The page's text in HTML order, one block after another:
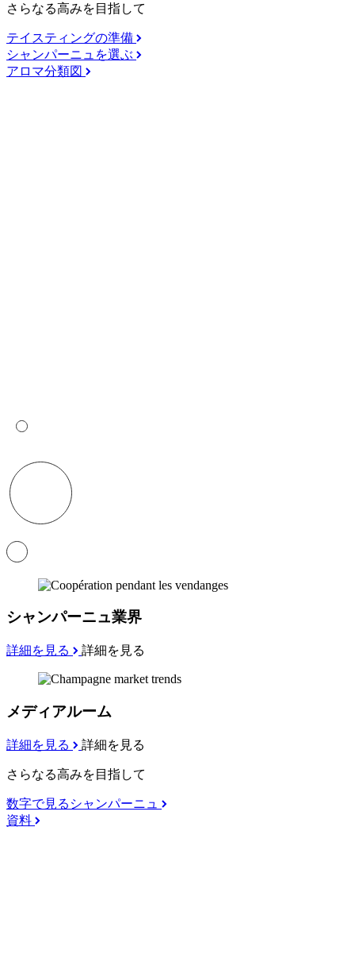
さらなる高みを目指して
テイスティングの準備
シャンパーニュを選ぶ
アロマ分類図
シャンパーニュ業界
詳細を見る 詳細を見る
メディアルーム
詳細を見る 詳細を見る
さらなる高みを目指して
数字で見るシャンパーニュ
資料